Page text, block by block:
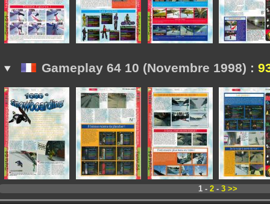
Gameplay 64 10 (Novembre 1998) :
1 - 2 - 3 >>